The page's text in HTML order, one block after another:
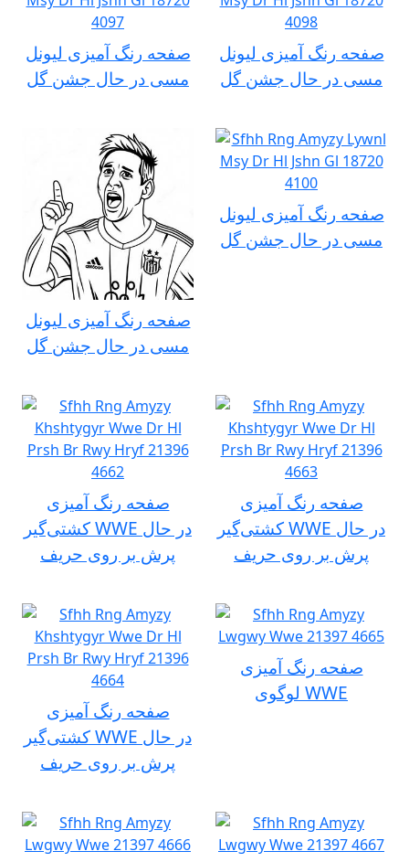
صفحه رنگ آمیزی لیونل
مسی در حال جشن گل
صفحه رنگ آمیزی لیونل
مسی در حال جشن گل
صفحه رنگ آمیزی لیونل
مسی در حال جشن گل
صفحه رنگ آمیزی لیونل
مسی در حال جشن گل
صفحه رنگ آمیزی
کشتی‌گیر WWE در حال
پرش بر روی حریف
صفحه رنگ آمیزی
کشتی‌گیر WWE در حال
پرش بر روی حریف
صفحه رنگ آمیزی
کشتی‌گیر WWE در حال
پرش بر روی حریف
صفحه رنگ آمیزی
لوگوی WWE